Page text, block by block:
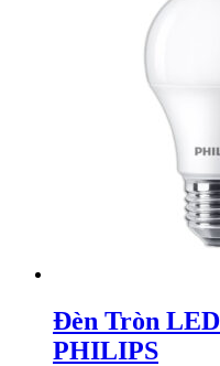
Đèn Tròn
PHILIPS